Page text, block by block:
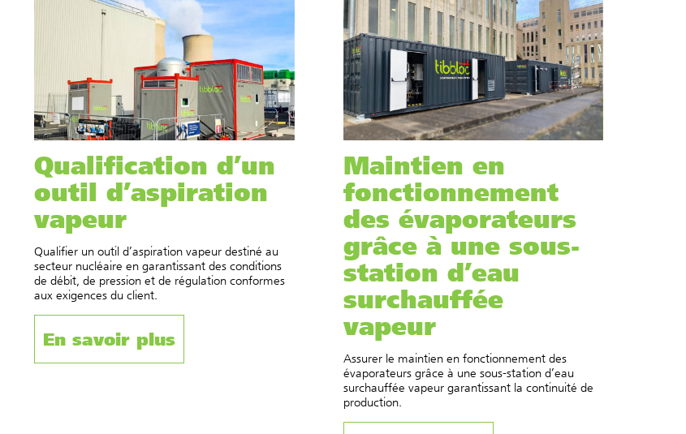
Qualification d’un
outil d’aspiration
vapeur
Qualifier un outil d’aspiration vapeur destiné au
secteur nucléaire en garantissant des conditions
de débit, de pression et de régulation conformes
aux exigences du client.
En savoir plus
Maintien en
fonctionnement
des évaporateurs
grâce à une sous-
station d’eau
surchauffée
vapeur
Assurer le maintien en fonctionnement des
évaporateurs grâce à une sous-station d’eau
surchauffée vapeur garantissant la continuité de
production.